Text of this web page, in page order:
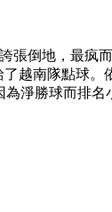
張倒地，最
南隊點球 。
為淨勝球而排名